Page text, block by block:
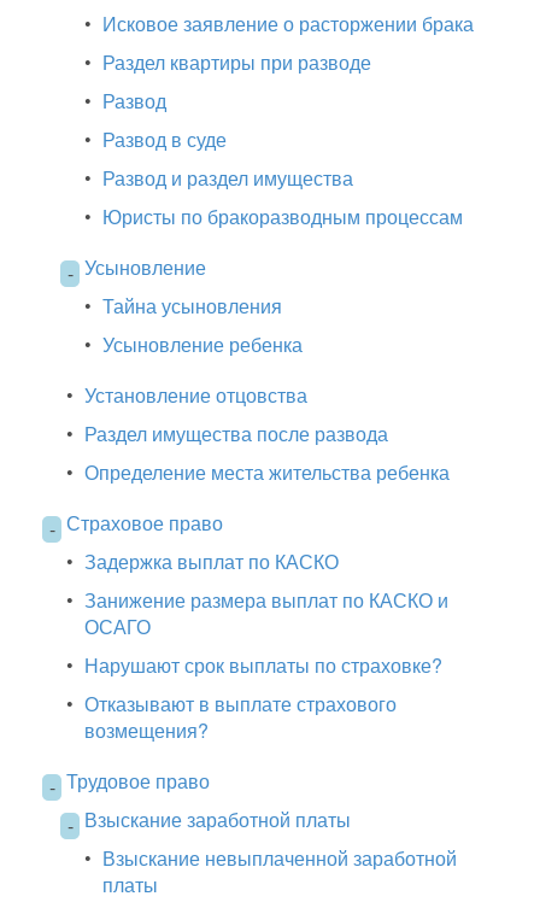
• Исковое заявление о расторжении брака
• Раздел квартиры при разводе
• Развод
• Развод в суде
• Развод и раздел имущества
• Юристы по бракоразводным процессам
- Усыновление
• Тайна усыновления
• Усыновление ребенка
• Установление отцовства
• Раздел имущества после развода
• Определение места жительства ребенка
- Страховое право
• Задержка выплат по КАСКО
• Занижение размера выплат по КАСКО и
ОСАГО
• Нарушают срок выплаты по страховке?
• Отказывают в выплате страхового
возмещения?
- Трудовое право
- Взыскание заработной платы
• Взыскание невыплаченной заработной
платы